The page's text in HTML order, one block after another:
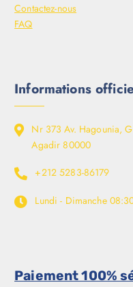
Contactez-nous
FAQ
Informations
Nr 373 Av. Hagounia,
Agadir 80000
+212 5283-86179
Lundi - Dimanche
Paiement 100%